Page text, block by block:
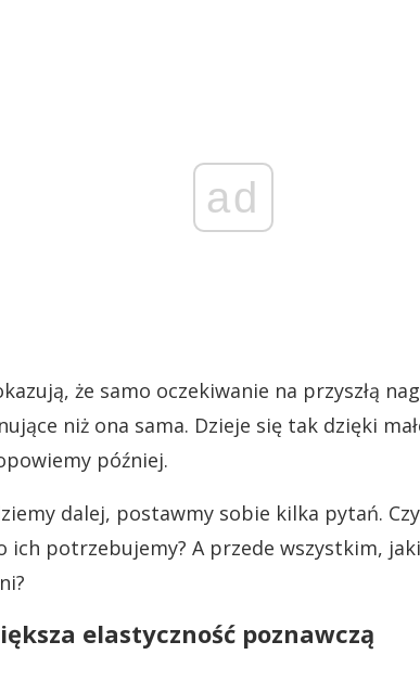
ad
że samo oczekiwanie na przyszłą
niż ona sama. Dzieje się tak dzięki
później.
dalej, postawmy sobie kilka pytań.
ich potrzebujemy? A przede wszystkim,
elastyczność poznawczą